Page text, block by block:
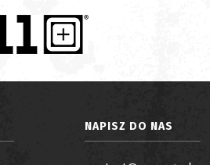
NAPISZ DO NAS